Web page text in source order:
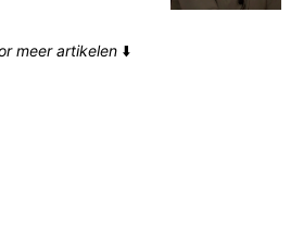
meer artikelen ⬇️